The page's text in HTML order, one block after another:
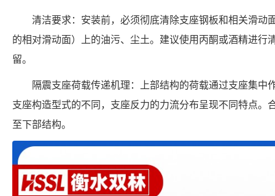
清洁要求：安装前，必须彻底清除支座钢板和相关滑动
的相对滑动面）上的油污、尘土。建议使用丙酮或酒精进行
留。
隔震支座荷载传递机理：上部结构的荷载通过支座集中
支座构造型式的不同，支座反力的力流分布呈现不同特点。
至下部结构。